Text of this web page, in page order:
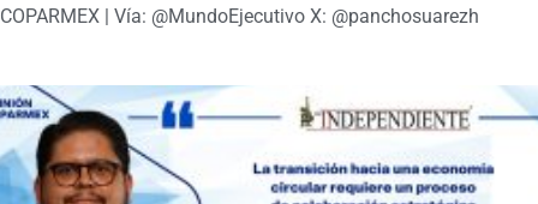
COPARMEX | Vía: @MundoEjecutivo X: @panchosuarezh